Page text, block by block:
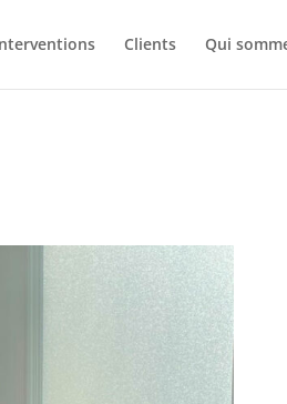
Clients Qui